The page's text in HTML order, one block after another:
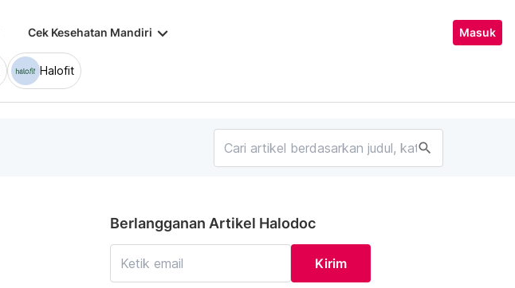
Cek Kesehatan Mandiri keyboard_arrow_down Masuk
Halofit
search
Berlangganan Artikel Halodoc
Kirim